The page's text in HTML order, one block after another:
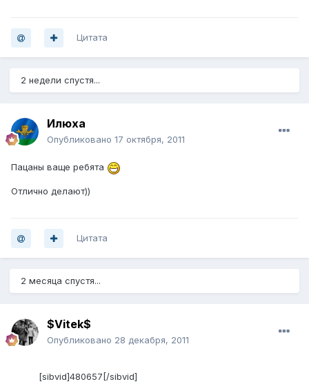
Цитата
2 недели спустя...
Илюха
Опубликовано 17 октября, 2011
Пацаны ваще ребята
Отлично делают))
Цитата
2 месяца спустя...
$Vitek$
Опубликовано 28 декабря, 2011
[sibvid]480657[/sibvid]